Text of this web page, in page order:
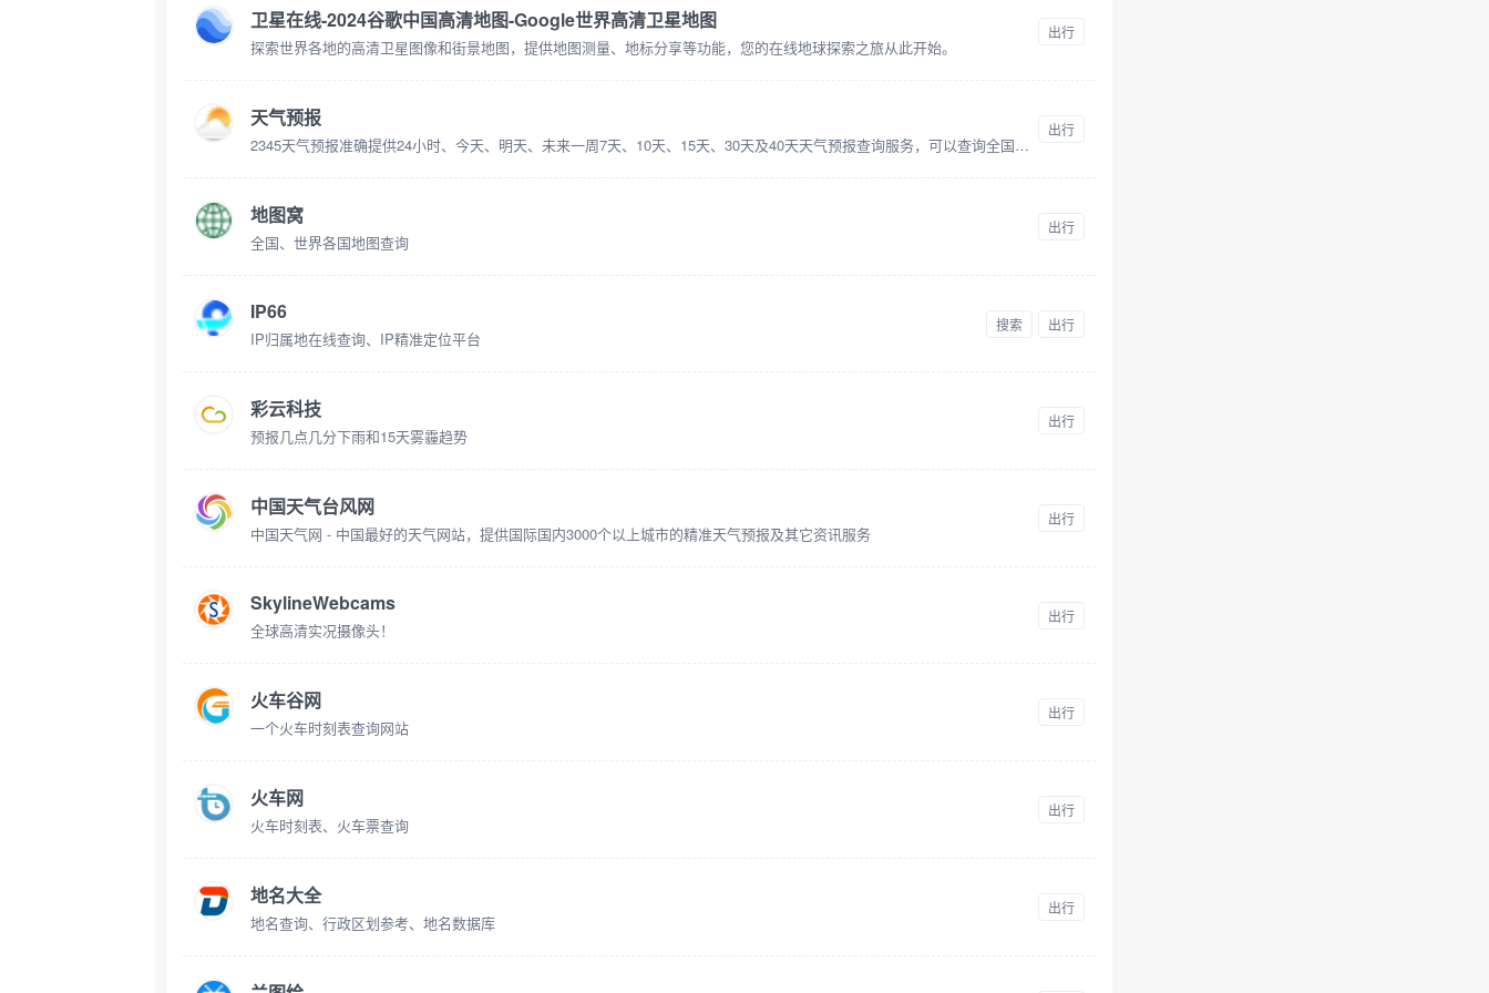
卫星在线-2024谷歌中国高清地图-Google世界高清卫星地图
探索世界各地的高清卫星图像和街景地图，提供地图测量、地标分享等功能，您的在线地球探索之旅从此开始。
出行
天气预报
2345天气预报准确提供24小时、今天、明天、未来一周7天、10天、15天、30天及40天天气预报查询服务，可以查询全国3259个城区及全球四十天天气预报!并为用户提供生活指数、交通指数、旅行出游指数及各类专业天气预报资讯。
出行
地图窝
全国、世界各国地图查询
出行
IP66
IP归属地在线查询、IP精准定位平台
搜索 出行
彩云科技
预报几点几分下雨和15天雾霾趋势
出行
中国天气台风网
中国天气网 - 中国最好的天气网站，提供国际国内3000个以上城市的精准天气预报及其它资讯服务
出行
SkylineWebcams
全球高清实况摄像头！
出行
火车谷网
一个火车时刻表查询网站
出行
火车网
火车时刻表、火车票查询
出行
地名大全
地名查询、行政区划参考、地名数据库
出行